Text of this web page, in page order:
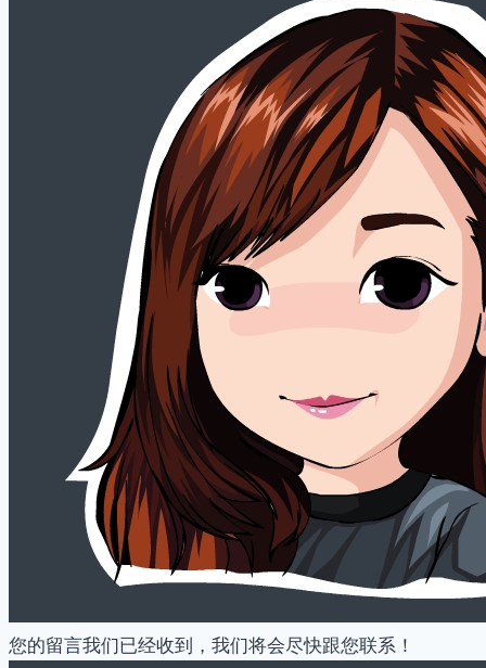
您的留言我们已经收到，我们将会尽快跟您联系！